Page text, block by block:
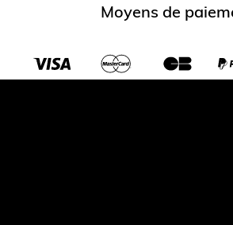
Moyens de